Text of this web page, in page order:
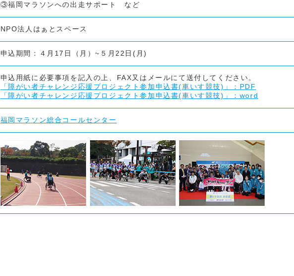
③福岡マラソンへの出走サポート など
NPO法人はぁとスペース
申込期間：４月17日（月）~５月22日(月)
申込用紙に必要事項を記入の上、FAX又はメールにて送付してください。
「障がい者チャレンジ応援プロジェクト参加申込書(車いす競技)」：PDF
「障がい者チャレンジ応援プロジェクト参加申込書(車いす競技)」：word
福岡マラソン総合コールセンター